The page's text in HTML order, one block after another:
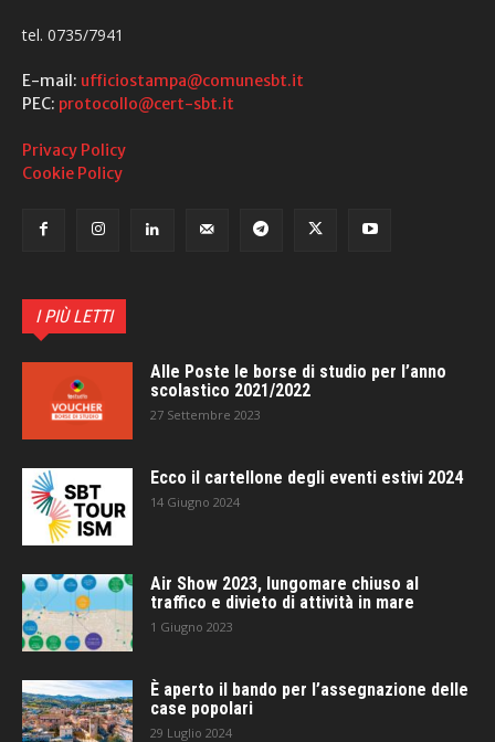
tel. 0735/7941
E-mail: ufficiostampa@comunesbt.it
PEC: protocollo@cert-sbt.it
Privacy Policy
Cookie Policy
I PIÙ LETTI
Alle Poste le borse di studio per l’anno
scolastico 2021/2022
27 Settembre 2023
Ecco il cartellone degli eventi estivi 2024
14 Giugno 2024
Air Show 2023, lungomare chiuso al
traffico e divieto di attività in mare
1 Giugno 2023
È aperto il bando per l’assegnazione delle
case popolari
29 Luglio 2024